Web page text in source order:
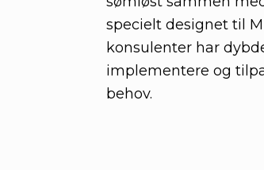
specielt designet til
konsulenter har
implementere og
behov.